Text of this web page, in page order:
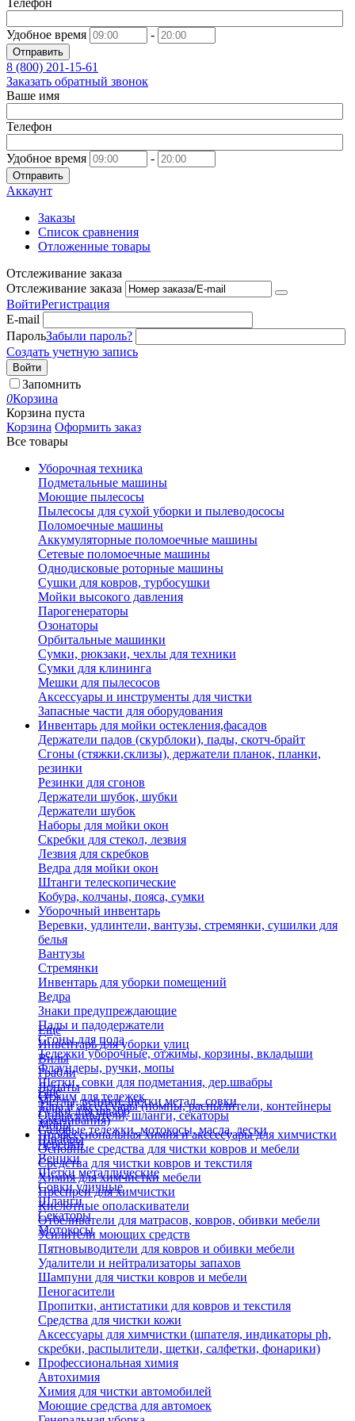
Телефон
Удобное время -
Отправить
8 (800) 201-15-61
Заказать обратный звонок
Ваше имя
Телефон
Удобное время -
Отправить
Аккаунт
Заказы
Список сравнения
Отложенные товары
Отслеживание заказа
Отслеживание заказа
ВойтиРегистрация
E-mail
ПарольЗабыли пароль?
Создать учетную запись
Войти
Запомнить
0Корзина
Корзина пуста
Корзина Оформить заказ
Все товары
Уборочная техника
Подметальные машины
Моющие пылесосы
Пылесосы для сухой уборки и пылеводососы
Поломоечные машины
Аккумуляторные поломоечные машины
Сетевые поломоечные машины
Однодисковые роторные машины
Сушки для ковров, турбосушки
Мойки высокого давления
Парогенераторы
Озонаторы
Орбитальные машинки
Сумки, рюкзаки, чехлы для техники
Сумки для клининга
Мешки для пылесосов
Аксессуары и инструменты для чистки
Запасные части для оборудования
Инвентарь для мойки остекления,фасадов
Держатели падов (скурблоки), пады, скотч-брайт
Сгоны (стяжки,склизы), держатели планок, планки,
резинки
Резинки для сгонов
Держатели шубок, шубки
Держатели шубок
Наборы для мойки окон
Скребки для стекол, лезвия
Лезвия для скребков
Ведра для мойки окон
Штанги телескопические
Кобура, колчаны, пояса, сумки
Уборочный инвентарь
Веревки, удлинтели, вантузы, стремянки, сушилки для
белья
Вантузы
Стремянки
Инвентарь для уборки помещений
Ведра
Знаки предупреждающие
Пады и падодержатели
Сгоны для пола
Тележки уборочные, отжимы, корзины, вкладыши
Флаундеры, ручки, мопы
Щетки, совки для подметания, дер.швабры
Отжим для тележек
Ручки для швабр
Мопы
Швабры
Еще
Инвентарь для уборки улиц
Вилы
Грабли
Лопаты
Метлы, веники, щетки метал., совки
Опрыскиватели, шланги, секаторы
Садовые тележки, мотокосы, масла, лески
Черенки
Веники
Щетки металлические
Совки уличные
Шланги
Секаторы
Мотокосы
Еще
Тара и аксессуары (помпы, распылители, контейнеры
замачивания)
Профессиональная химия и акссесуары для химчистки
Основные средства для чистки ковров и мебели
Средства для чистки ковров и текстиля
Химия для химчистки мебели
Преспреи для химчистки
Кислотные ополаскиватели
Отбеливатели для матрасов, ковров, обивки мебели
Усилители моющих средств
Пятновыводители для ковров и обивки мебели
Удалители и нейтрализаторы запахов
Шампуни для чистки ковров и мебели
Пеногасители
Пропитки, антистатики для ковров и текстиля
Средства для чистки кожи
Аксессуары для химчистки (шпателя, индикаторы ph,
скребки, распылители, щетки, салфетки, фонарики)
Профессиональная химия
Автохимия
Химия для чистки автомобилей
Моющие средства для автомоек